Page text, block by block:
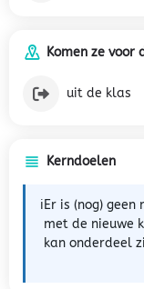
Komen ze
uit de klas
Kerndoelen
ℹ️Er is (nog)
met de nieuwe
kan onderdeel